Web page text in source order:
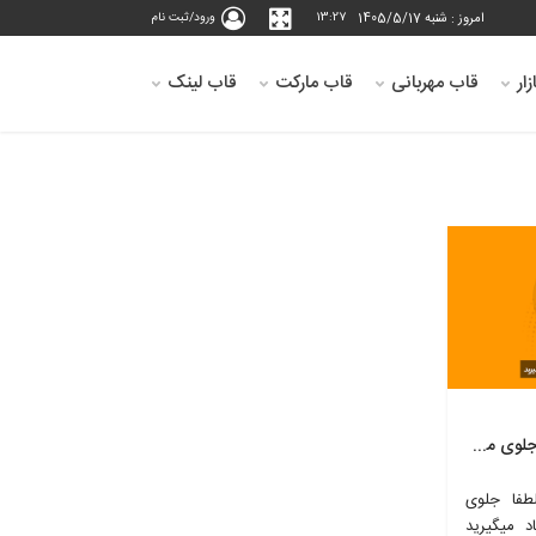
امروز : شنبه 1405/5/17 13:27 ورود/ثبت نام
قاب مهربانی قاب مارکت قاب لینک
معرفی فصل 17 کتاب لطفا جلوی موفقیت خود را نگیرید
جلوی
میگیرید